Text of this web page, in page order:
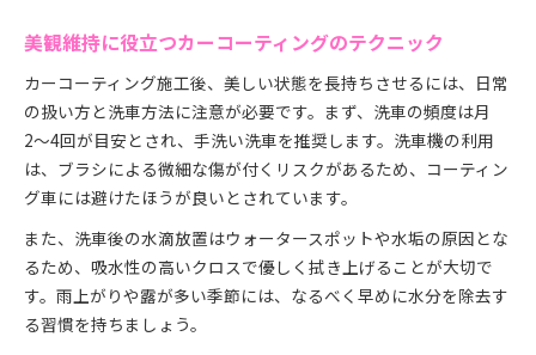
美観維持に役立つカーコーティングのテクニック
カーコーティング施工後、美しい状態を長持ちさせるには、日常
の扱い方と洗車方法に注意が必要です。まず、洗車の頻度は月
2〜4回が目安とされ、手洗い洗車を推奨します。洗車機の利用
は、ブラシによる微細な傷が付くリスクがあるため、コーティン
グ車には避けたほうが良いとされています。
また、洗車後の水滴放置はウォータースポットや水垢の原因とな
るため、吸水性の高いクロスで優しく拭き上げることが大切で
す。雨上がりや露が多い季節には、なるべく早めに水分を除去す
る習慣を持ちましょう。